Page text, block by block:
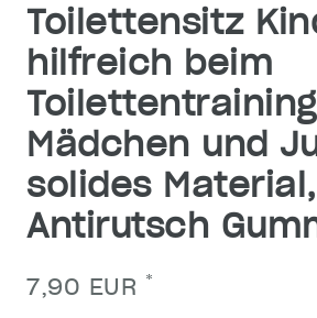
Toilettensitz
hilfreich beim
Mädchen und
solides Material,
Antirutsch
7,90 EUR *